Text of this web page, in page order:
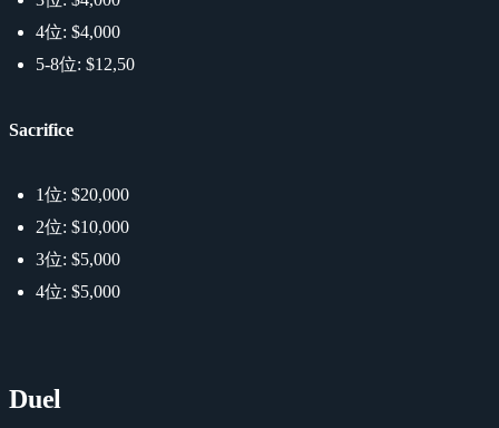
4位: $4,000
5-8位: $12,50
Sacrifice
1位: $20,000
2位: $10,000
3位: $5,000
4位: $5,000
Duel